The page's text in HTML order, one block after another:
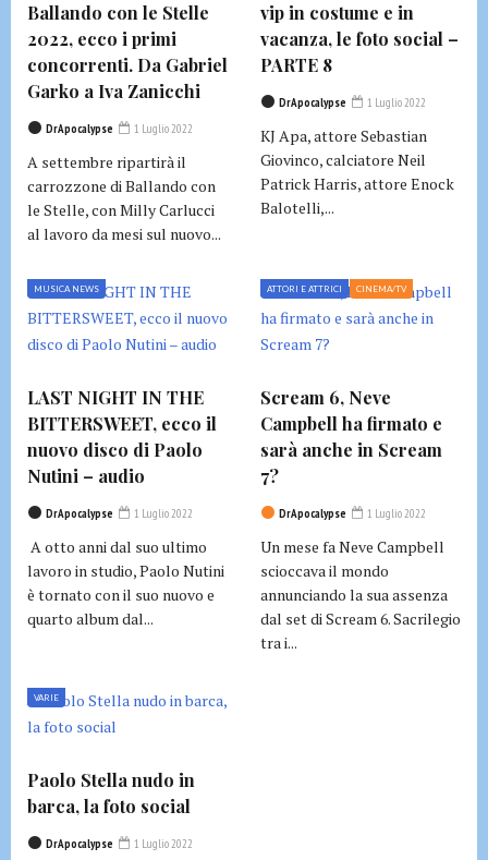
Ballando con le Stelle
2022, ecco i primi
concorrenti. Da Gabriel
Garko a Iva Zanicchi
DrApocalypse 1 Luglio 2022
A settembre ripartirà il
carrozzone di Ballando con
le Stelle, con Milly Carlucci
al lavoro da mesi sul nuovo...
vip in costume e in
vacanza, le foto social –
PARTE 8
DrApocalypse 1 Luglio 2022
KJ Apa, attore Sebastian
Giovinco, calciatore Neil
Patrick Harris, attore Enock
Balotelli,...
MUSICA NEWS
LAST NIGHT IN THE
BITTERSWEET, ecco il
nuovo disco di Paolo
Nutini – audio
DrApocalypse 1 Luglio 2022
A otto anni dal suo ultimo
lavoro in studio, Paolo Nutini
è tornato con il suo nuovo e
quarto album dal...
ATTORI E ATTRICI CINEMA/TV
Scream 6, Neve
Campbell ha firmato e
sarà anche in Scream
7?
DrApocalypse 1 Luglio 2022
Un mese fa Neve Campbell
scioccava il mondo
annunciando la sua assenza
dal set di Scream 6. Sacrilegio
tra i...
VARIE
Paolo Stella nudo in
barca, la foto social
DrApocalypse 1 Luglio 2022